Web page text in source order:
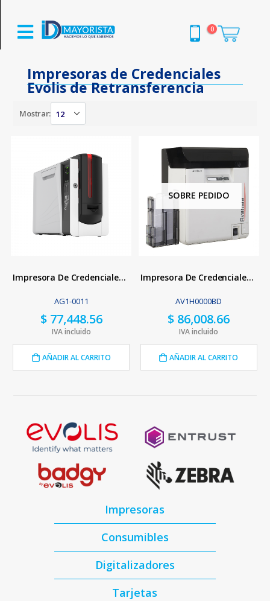
0
Impresoras de Credenciales
Evolis de Retransferencia
Mostrar:
Impresora De Credenciales Evolis Agilia Duplex
AG1-0011
$77,448.56
IVA incluido
AÑADIR AL CARRITO
SOBRE PEDIDO
Impresora De Credenciales Evolis Avansia Duplex
AV1H0000BD
$ 86,008.66
IVA incluido
AÑADIR AL CARRITO
Impresoras
Consumibles
Digitalizadores
Tarjetas